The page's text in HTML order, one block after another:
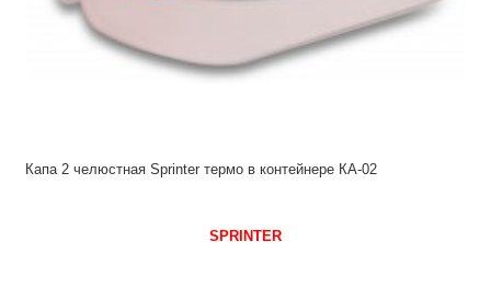
Капа 2 челюстная Sprinter термо в контейнере КА-02
SPRINTER